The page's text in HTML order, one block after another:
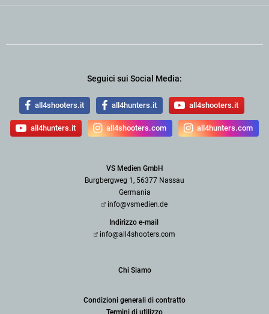
Seguici sui Social Media:
all4shooters.it all4hunters.it all4shooters.it
all4hunters.it all4shooters.com all4hunters.com
VS Medien GmbH
Burgbergweg 1, 56377 Nassau
Germania
info@vsmedien.de
Indirizzo e-mail
info@all4shooters.com
Chi Siamo
Condizioni generali di contratto
Termini di utilizzo